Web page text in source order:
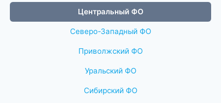
Центральный ФО
Северо-Западный ФО
Приволжский ФО
Уральский ФО
Сибирский ФО